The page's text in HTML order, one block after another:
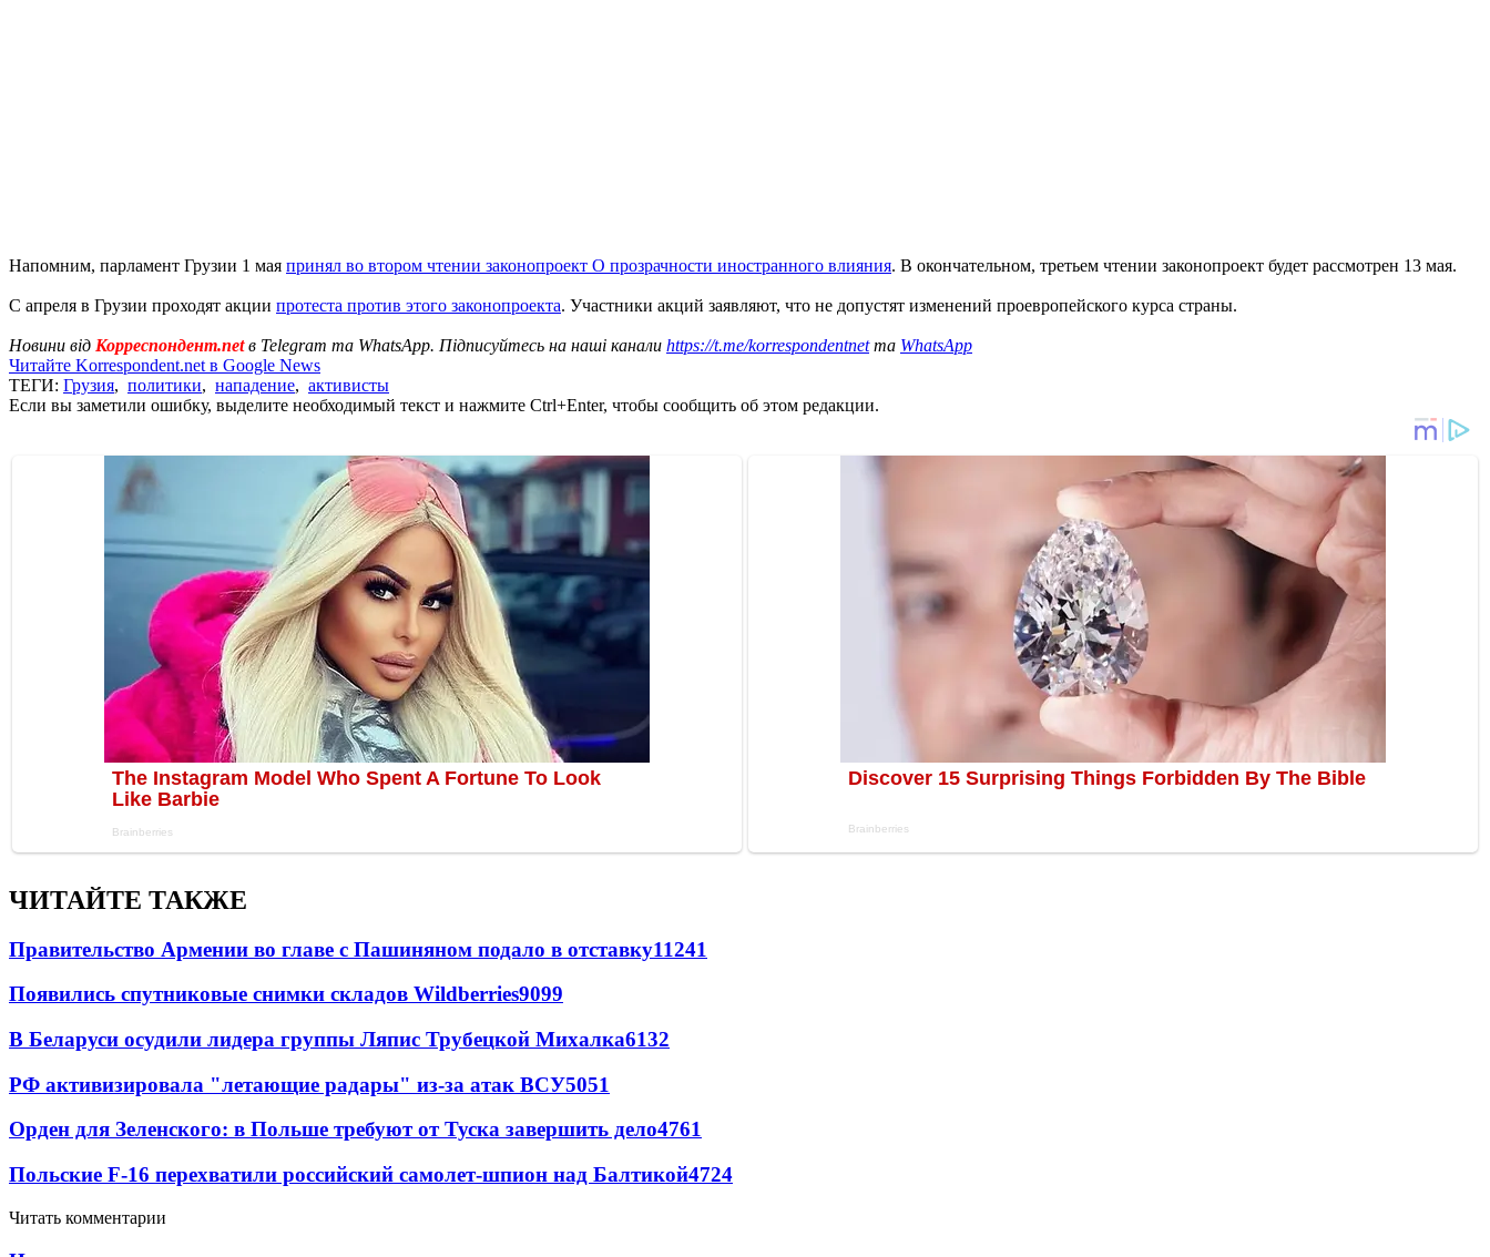
Напомним, парламент Грузии 1 мая принял во втором чтении законопроект О прозрачности иностранного влияния. В окончательном, третьем чтении законопроект будет рассмотрен 13 мая.
С апреля в Грузии проходят акции протеста против этого законопроекта. Участники акций заявляют, что не допустят изменений проевропейского курса страны.
Новини від Корреспондент.netв Telegram та WhatsApp. Підписуйтесь на наші канали https://t.me/korrespondentnetта WhatsApp
Читайте Korrespondent.net в Google News
ТЕГИ: Грузия, политики, нападение, активисты
Если вы заметили ошибку, выделите необходимый текст и нажмите Ctrl+Enter, чтобы сообщить об этом редакции.
ЧИТАЙТЕ ТАКЖЕ
Правительство Армении во главе с Пашиняном подало в отставку11241
Появились спутниковые снимки складов Wildberries9099
В Беларуси осудили лидера группы Ляпис Трубецкой Михалка6132
РФ активизировала "летающие радары" из-за атак ВСУ5051
Орден для Зеленского: в Польше требуют от Туска завершить дело4761
Польские F-16 перехватили российский самолет-шпион над Балтикой4724
Читать комментарии